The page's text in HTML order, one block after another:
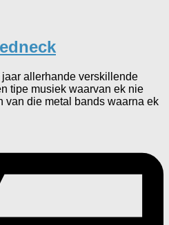
allerhande verskillende
tipe musiek waarvan ek nie
van die metal bands waarna ek